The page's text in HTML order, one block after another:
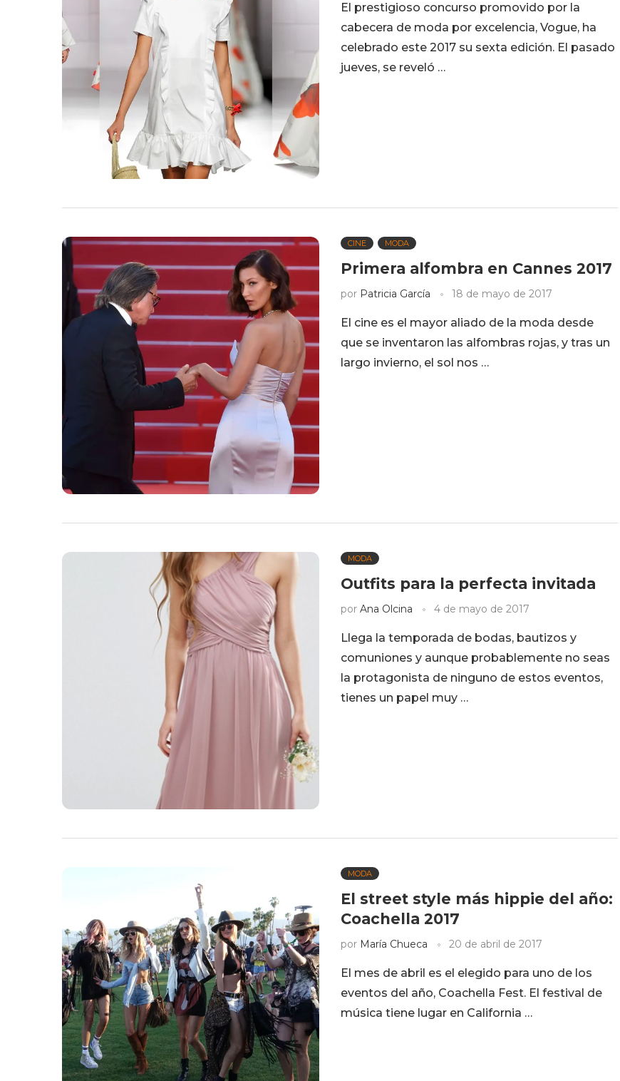
El prestigioso concurso promovido por la
cabecera de moda por excelencia, Vogue, ha
celebrado este 2017 su sexta edición. El pasado
jueves, se reveló …
CINE MODA
Primera alfombra en Cannes 2017
por Patricia García 18 de mayo de 2017
El cine es el mayor aliado de la moda desde
que se inventaron las alfombras rojas, y tras un
largo invierno, el sol nos …
MODA
Outfits para la perfecta invitada
por Ana Olcina 4 de mayo de 2017
Llega la temporada de bodas, bautizos y
comuniones y aunque probablemente no seas
la protagonista de ninguno de estos eventos,
tienes un papel muy …
MODA
El street style más hippie del año:
Coachella 2017
por María Chueca 20 de abril de 2017
El mes de abril es el elegido para uno de los
eventos del año, Coachella Fest. El festival de
música tiene lugar en California …